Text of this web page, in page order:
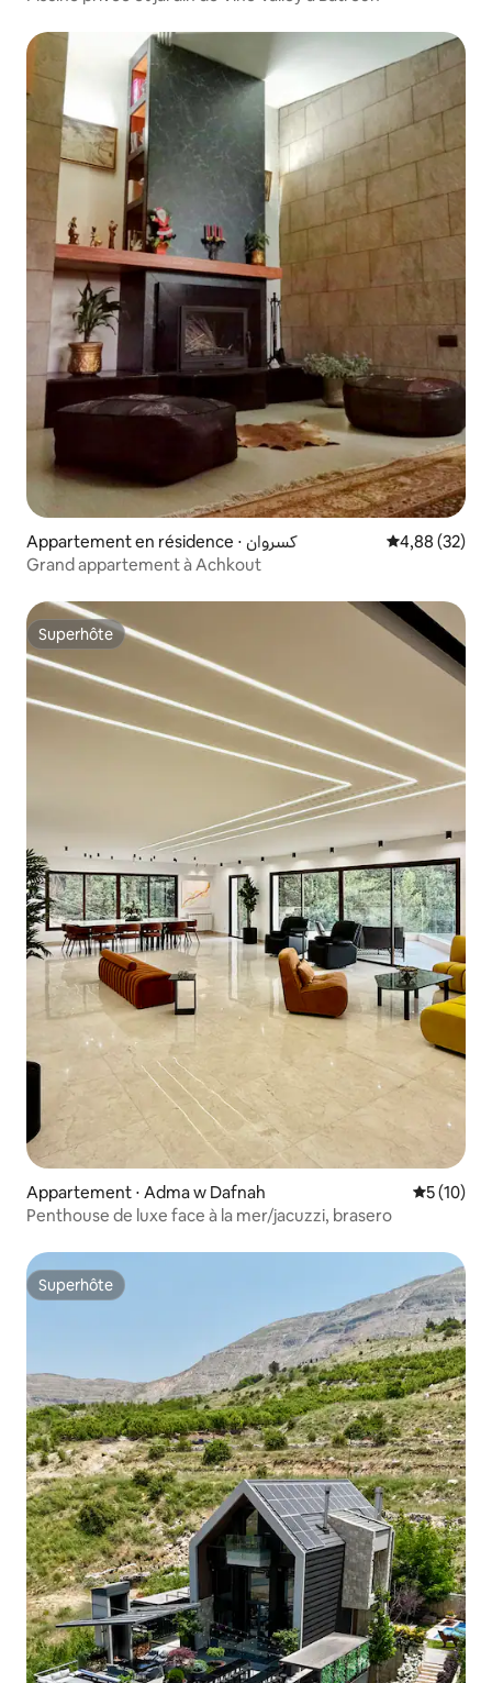
Appartement en résidence ⋅ كسروان Évaluation
4,88 (32)
Grand appartement à Achkout
Superhôte
Superhôte
Appartement ⋅ Adma w Dafnah
5 (10)
Penthouse de luxe face à la mer/jacuzzi, brasero
Superhôte
Superhôte